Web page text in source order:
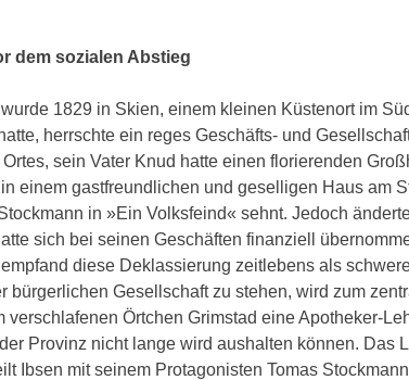
dem sozialen Abstieg
1829 in Skien, einem kleinen Küstenort im
herrschte ein reges Geschäfts- und
sein Vater Knud hatte einen florierenden
einem gastfreundlichen und geselligen Haus am
in »Ein Volksfeind« sehnt. Jedoch
sich bei seinen Geschäften finanziell
diese Deklassierung zeitlebens als
bürgerlichen Gesellschaft zu stehen, wird zum
verschlafenen Örtchen Grimstad eine Apotheker-
Provinz nicht lange wird aushalten können. Das
Ibsen mit seinem Protagonisten Tomas